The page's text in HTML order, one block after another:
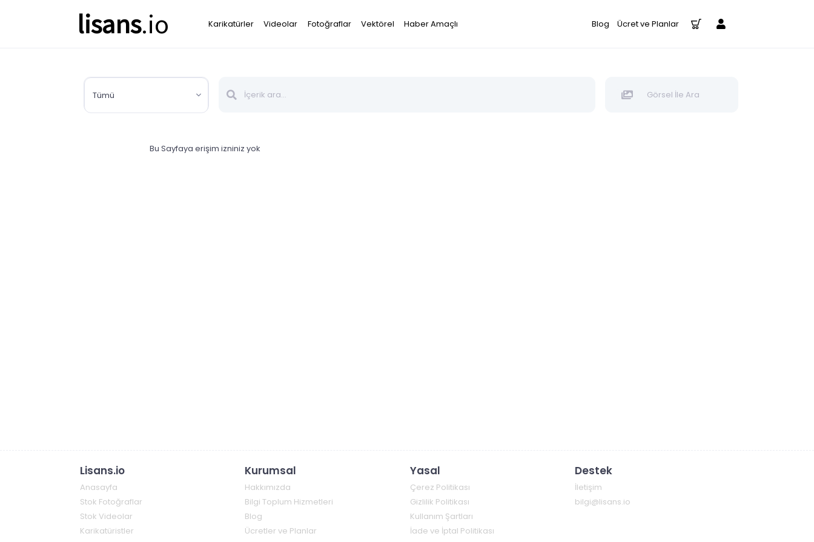
lisans.io Karikatürler Videolar Fotoğraflar Vektörel Haber Amaçlı Blog Ücret ve Planlar
Tümü Görsel İle Ara
Bu Sayfaya erişim izniniz yok
Lisans.io
Anasayfa
Stok Fotoğraflar
Stok Videolar
Karikatüristler
Kurumsal
Hakkımızda
Bilgi Toplum Hizmetleri
Blog
Ücretler ve Planlar
Yasal
Çerez Politikası
Gizlilik Politikası
Kullanım Şartları
İade ve İptal Politikası
Destek
İletişim
bilgi@lisans.io